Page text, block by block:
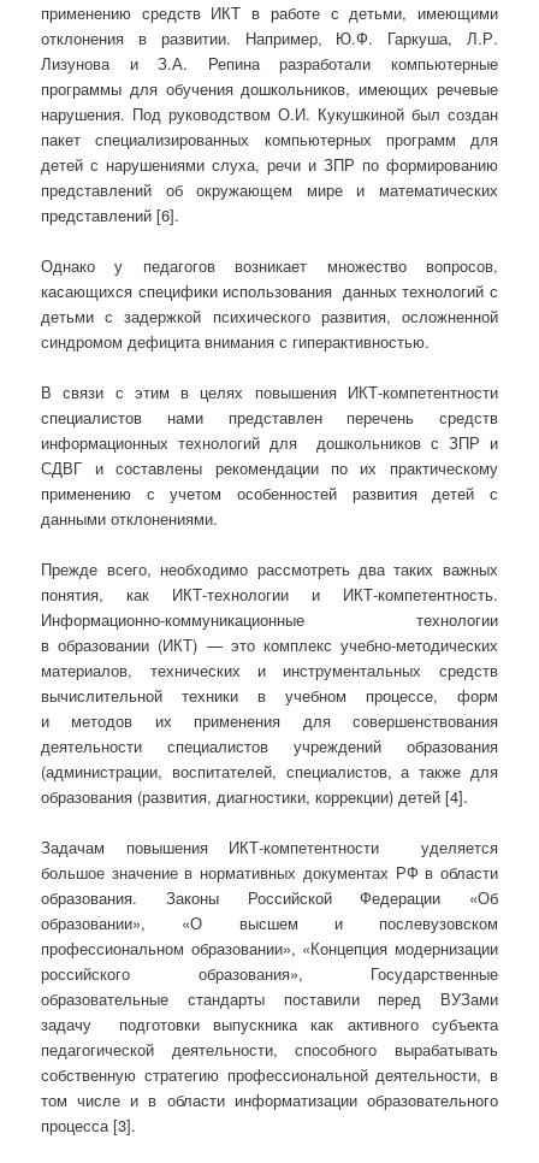
применению средств ИКТ в работе с детьми, имеющими
отклонения в развитии. Например, Ю.Ф. Гаркуша, Л.Р.
Лизунова и З.А. Репина разработали компьютерные
программы для обучения дошкольников, имеющих речевые
нарушения. Под руководством О.И. Кукушкиной был создан
пакет специализированных компьютерных программ для
детей с нарушениями слуха, речи и ЗПР по формированию
представлений об окружающем мире и математических
представлений [6].
Однако у педагогов возникает множество вопросов,
касающихся специфики использования данных технологий с
детьми с задержкой психического развития, осложненной
синдромом дефицита внимания с гиперактивностью.
В связи с этим в целях повышения ИКТ-компетентности
специалистов нами представлен перечень средств
информационных технологий для дошкольников с ЗПР и
СДВГ и составлены рекомендации по их практическому
применению с учетом особенностей развития детей с
данными отклонениями.
Прежде всего, необходимо рассмотреть два таких важных
понятия, как ИКТ-технологии и ИКТ-компетентность.
Информационно-коммуникационные технологии
в образовании (ИКТ) — это комплекс учебно-методических
материалов, технических и инструментальных средств
вычислительной техники в учебном процессе, форм
и методов их применения для совершенствования
деятельности специалистов учреждений образования
(администрации, воспитателей, специалистов, а также для
образования (развития, диагностики, коррекции) детей [4].
Задачам повышения ИКТ-компетентности уделяется
большое значение в нормативных документах РФ в области
образования. Законы Российской Федерации «Об
образовании», «О высшем и послевузовском
профессиональном образовании», «Концепция модернизации
российского образования», Государственные
образовательные стандарты поставили перед ВУЗами
задачу подготовки выпускника как активного субъекта
педагогической деятельности, способного вырабатывать
собственную стратегию профессиональной деятельности, в
том числе и в области информатизации образовательного
процесса [3].